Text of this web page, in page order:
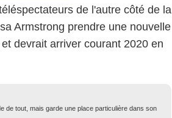
de l'autre côté de la
Armstrong prendre une nouvelle
devrait arriver courant 2020 en
de tout, mais garde une place particulière dans son